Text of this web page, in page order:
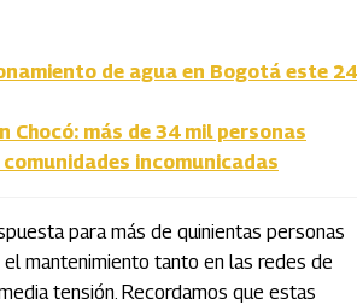
de agua en Bogotá este 24
Chocó: más de 34 mil personas
incomunicadas
para más de quinientas personas
mantenimiento tanto en las redes de
tensión. Recordamos que estas